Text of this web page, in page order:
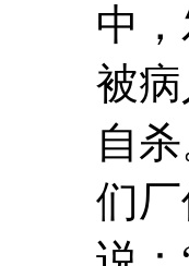
中
被
自
们